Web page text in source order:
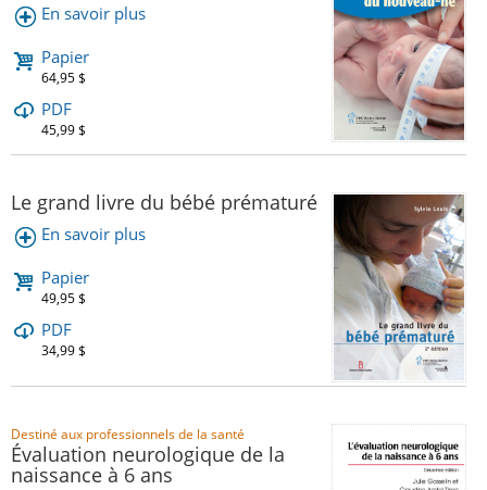
En savoir plus
Papier
64,95 $
PDF
45,99 $
Le grand livre du bébé prématuré
En savoir plus
Papier
49,95 $
PDF
34,99 $
Destiné aux professionnels de la santé
Évaluation neurologique de la
naissance à 6 ans